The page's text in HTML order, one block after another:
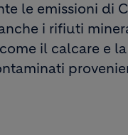
le emissioni di
i rifiuti
il calcare e